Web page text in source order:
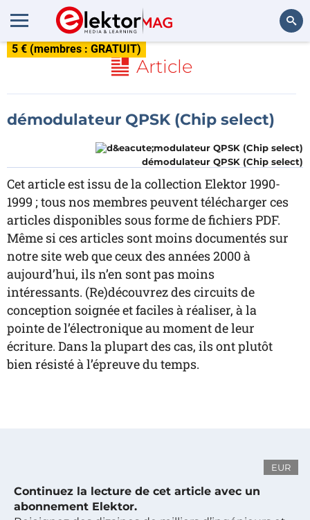
5 € (membres : GRATUIT)
Article
démodulateur QPSK (Chip select)
démodulateur QPSK (Chip select)
Cet article est issu de la collection Elektor 1990-
1999 ; tous nos membres peuvent télécharger ces
articles disponibles sous forme de fichiers PDF.
Même si ces articles sont moins documentés sur
notre site web que ceux des années 2000 à
aujourd’hui, ils n’en sont pas moins
intéressants. (Re)découvrez des circuits de
conception soignée et faciles à réaliser, à la
pointe de l’électronique au moment de leur
écriture. Dans la plupart des cas, ils ont plutôt
bien résisté à l’épreuve du temps.
EUR
Continuez la lecture de cet article avec un
abonnement Elektor.